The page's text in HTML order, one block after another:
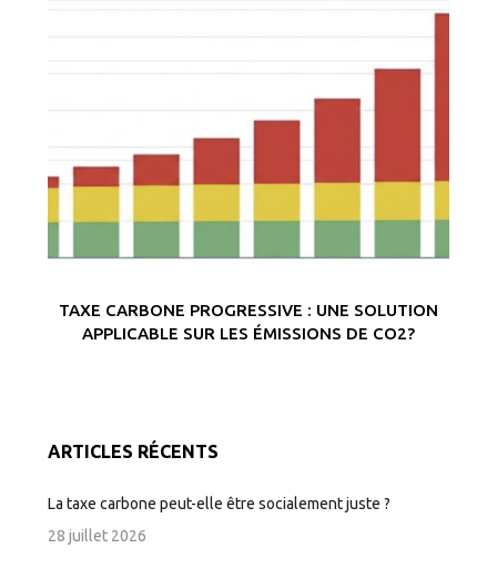
TAXE CARBONE PROGRESSIVE : UNE SOLUTION
APPLICABLE SUR LES ÉMISSIONS DE CO2?
ARTICLES RÉCENTS
La taxe carbone peut-elle être socialement juste ?
28 juillet 2026